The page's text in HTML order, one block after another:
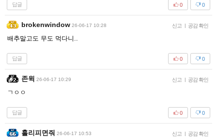
답글 0
0
brokenwindow 26-06-17 10:28 신고 | 공감 확인
배추말고도 무도 먹다니..
답글 0
0
존윅 26-06-17 10:29 신고 | 공감 확인
ㄱㅇㅇ
답글 0
0
홀리피면줘 26-06-17 10:53 신고 | 공감 확인